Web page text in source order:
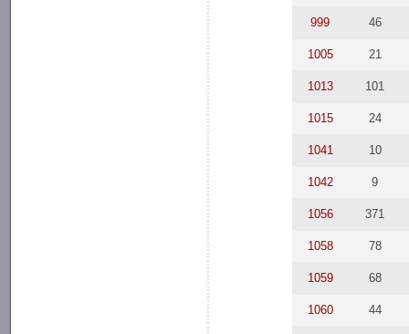
999 46
1005 21
1013 101
1015 24
1041 10
1042 9
1056 371
1058 78
1059 68
1060 44